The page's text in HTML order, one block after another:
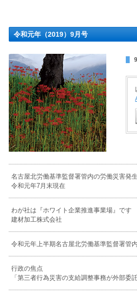
令和元年（2019）9月号
名古屋北労働基準監督署管内の労働災害発
令和元年7月末現在
わが社は『ホワイト企業推進事業場』です
建材加工株式会社
令和元年上半期名古屋北労働基準監督署管
行政の焦点
「第三者行為災害の支給調整事務が外部委